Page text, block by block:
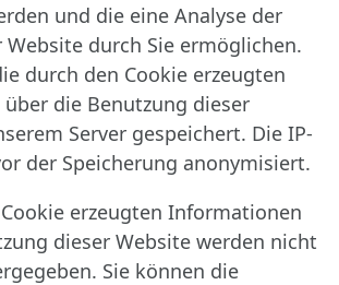
und die eine Analyse der
Website durch Sie ermöglichen.
durch den Cookie erzeugten
die Benutzung dieser
Server gespeichert. Die IP-
der Speicherung anonymisiert.
erzeugten Informationen
dieser Website werden nicht
Sie können die